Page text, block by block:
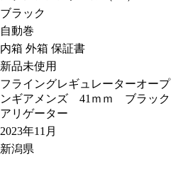
ブラック
自動巻
内箱 外箱 保証書
新品未使用
フライングレギュレーターオープ
ンギアメンズ 41ｍｍ ブラック
アリゲーター
2023年11月
新潟県